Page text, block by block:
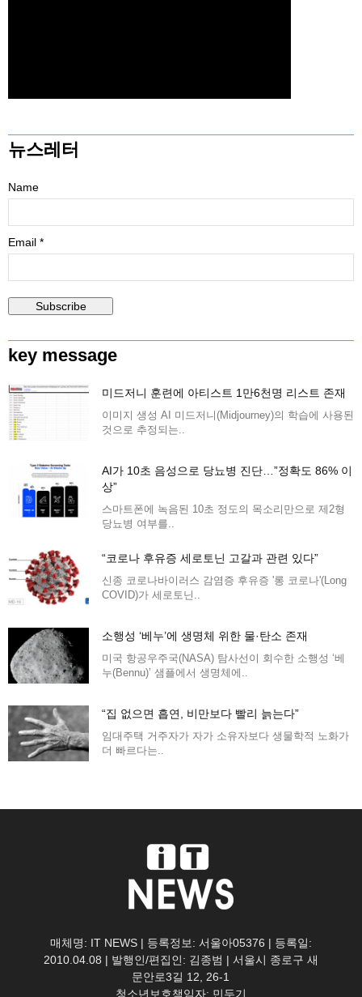
뉴스레터
Name
Email *
key message
미드저니 훈련에 아티스트 1만6천명 리스트 존재
이미지 생성 AI 미드저니(Midjourney)의 학습에 사용된
것으로 추정되는..
AI가 10초 음성으로 당뇨병 진단…”정확도 86% 이
상”
스마트폰에 녹음된 10초 정도의 목소리만으로 제2형
당뇨병 여부를..
“코로나 후유증 세로토닌 고갈과 관련 있다”
신종 코로나바이러스 감염증 후유증 '롱 코로나'(Long
COVID)가 세로토닌..
소행성 ‘베누’에 생명체 위한 물·탄소 존재
미국 항공우주국(NASA) 탐사선이 회수한 소행성 ‘베
누(Bennu)’ 샘플에서 생명체에..
“집 없으면 흡연, 비만보다 빨리 늙는다”
임대주택 거주자가 자가 소유자보다 생물학적 노화가
더 빠르다는..
매체명: IT NEWS | 등록정보: 서울아05376 | 등록일:
2010.04.08 | 발행인/편집인: 김종범 | 서울시 종로구 새
문안로3길 12, 26-1
청소년보호책임자: 민두기